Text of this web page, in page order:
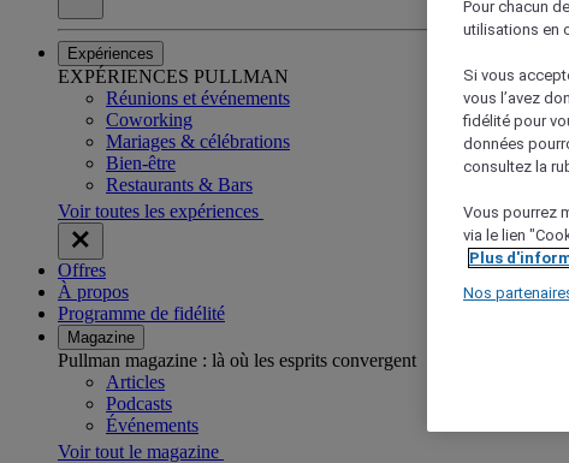
Expériences
EXPÉRIENCES PULLMAN
Réunions et événements
Coworking
Mariages & célébrations
Bien-être
Restaurants & Bars
Voir toutes les expériences
Offres
À propos
Programme de fidélité
Magazine
Pullman magazine : là où les esprits convergent
Articles
Podcasts
Événements
Voir tout le magazine
Pour chacun
utilisations en
Si vous
vous l’avez
fidélité pour
données
consultez la
Vous pourrez
via le lien
Plus
Nos